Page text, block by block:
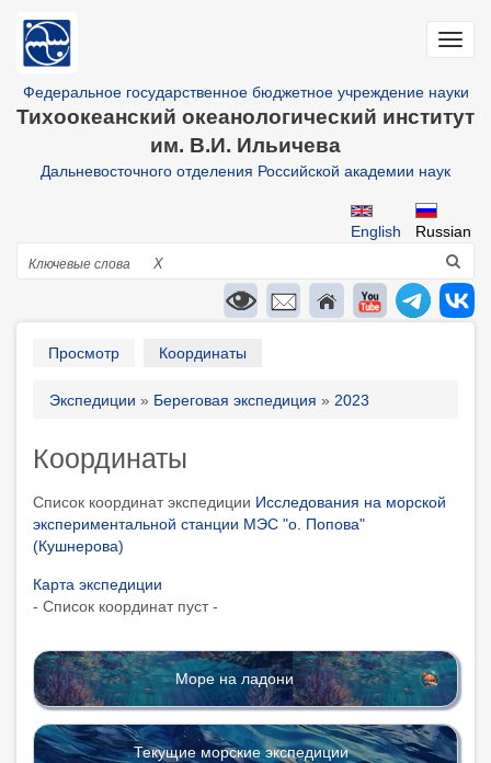
основному
Федеральное государственное бюджетное учреждение науки
Тихоокеанский океанологический институт
им. В.И. Ильичева
Дальневосточного отделения Российской академии наук
Russian
English
Поиск
X
Primary
Просмотр Координаты
Строка
Экспедиции Береговая экспедиция 2023
Координаты
Список координат экспедиции Исследования на морской
экспериментальной станции МЭС "о. Попова"
(Кушнерова)
Карта экспедиции
- Список координат пуст -
Море на ладони
Текущие морские экспедиции